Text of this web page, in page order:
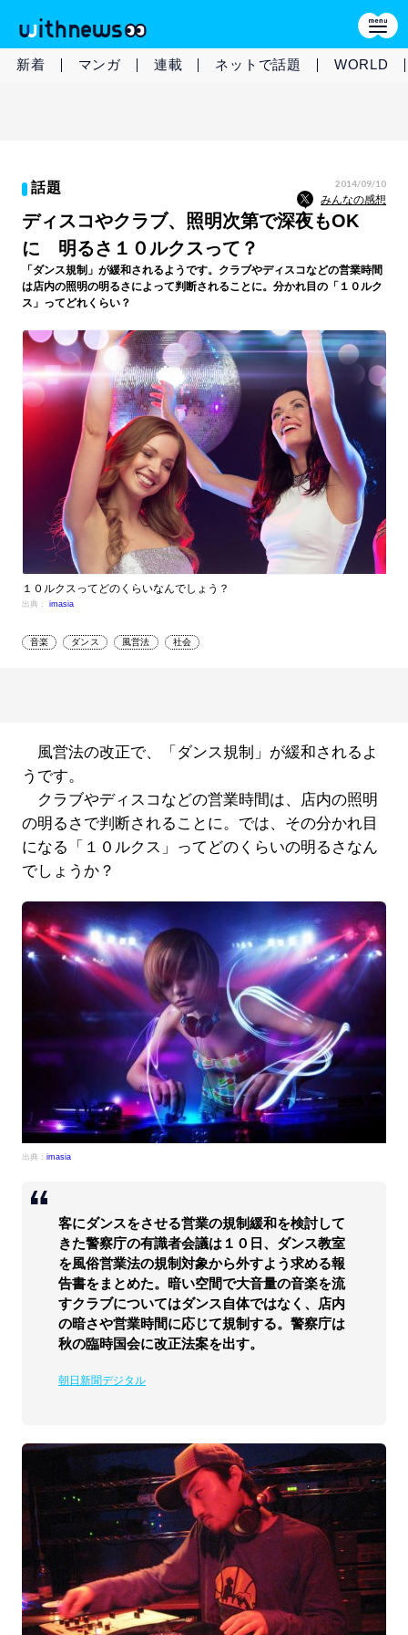
新着 マンガ 連載 ネットで話題 WORLD
話題 2014/09/10
みんなの感想
ディスコやクラブ、照明次第で深夜もOK
に 明るさ１０ルクスって？
「ダンス規制」が緩和されるようです。クラブやディスコなどの営業時間
は店内の照明の明るさによって判断されることに。分かれ目の「１０ルク
ス」ってどれくらい？
１０ルクスってどのくらいなんでしょう？
出典： imasia
音楽 ダンス 風営法 社会
風営法の改正で、「ダンス規制」が緩和されるよ
うです。
クラブやディスコなどの営業時間は、店内の照明
の明るさで判断されることに。では、その分かれ目
になる「１０ルクス」ってどのくらいの明るさなん
でしょうか？
出典： imasia
客にダンスをさせる営業の規制緩和を検討して
きた警察庁の有識者会議は１０日、ダンス教室
を風俗営業法の規制対象から外すよう求める報
告書をまとめた。暗い空間で大音量の音楽を流
すクラブについてはダンス自体ではなく、店内
の暗さや営業時間に応じて規制する。警察庁は
秋の臨時国会に改正法案を出す。
朝日新聞デジタル